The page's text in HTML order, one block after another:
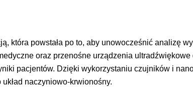
która powstała po to, aby unowocześnić analizę
oraz przenośne urządzenia
pacjentów. Dzięki wykorzystaniu czujników i
naczyniowo-krwionośny.